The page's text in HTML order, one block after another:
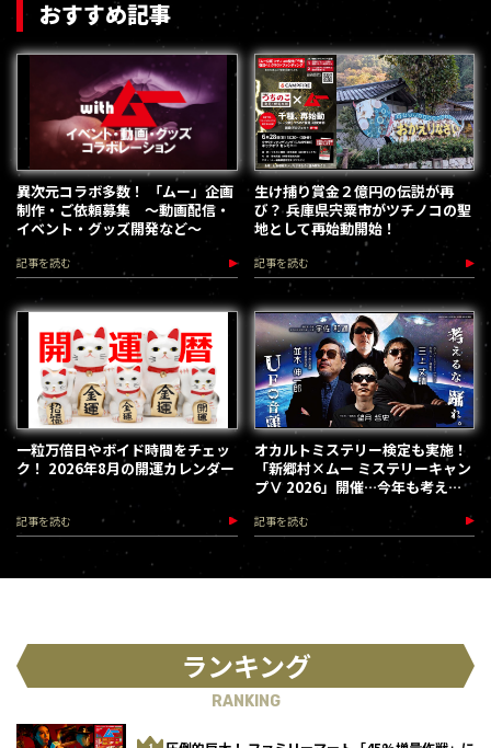
おすすめ記事
異次元コラボ多数！ 「ムー」企画
制作・ご依頼募集 ～動画配信・
イベント・グッズ開発など～
記事を読む
生け捕り賞金２億円の伝説が再
び？ 兵庫県宍粟市がツチノコの聖
地として再始動開始！
記事を読む
一粒万倍日やボイド時間をチェッ
ク！ 2026年8月の開運カレンダー
記事を読む
オカルトミステリー検定も実施！
「新郷村×ムー ミステリーキャン
プⅤ 2026」開催…今年も考える
な、踊れ！（2026.9.12）
記事を読む
ランキング
RANKING